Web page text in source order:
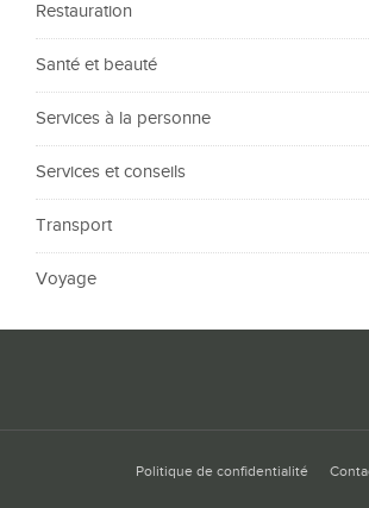
Restauration
Santé et beauté
Services à la personne
Services et conseils
Transport
Voyage
Politique de confidentialité